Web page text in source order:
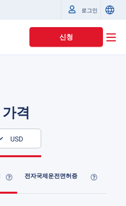
로그인
신청
가격
USD
전자국제운전면허증